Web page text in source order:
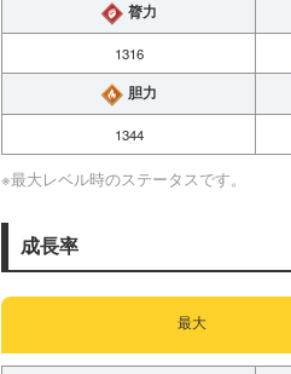
膂力
1316
胆力
1344
※最大レベル時のステータスです。
成長率
最大